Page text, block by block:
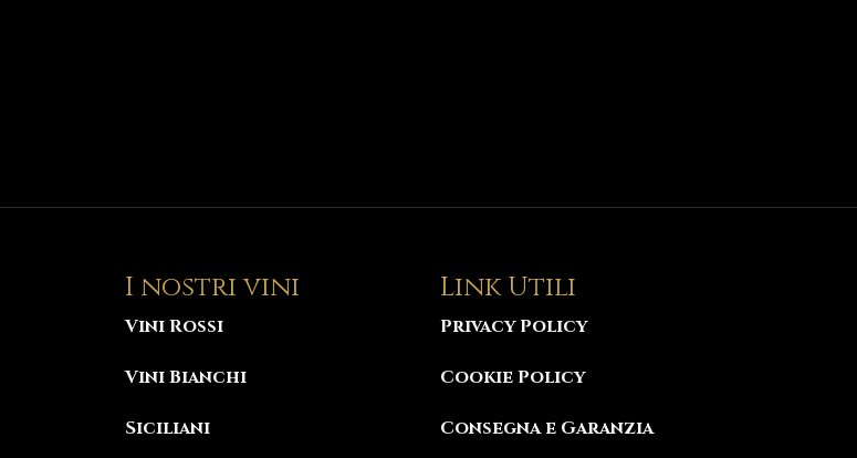
I nostri vini
Vini Rossi
Vini Bianchi
Siciliani
Link Utili
Privacy Policy
Cookie Policy
Consegna e Garanzia